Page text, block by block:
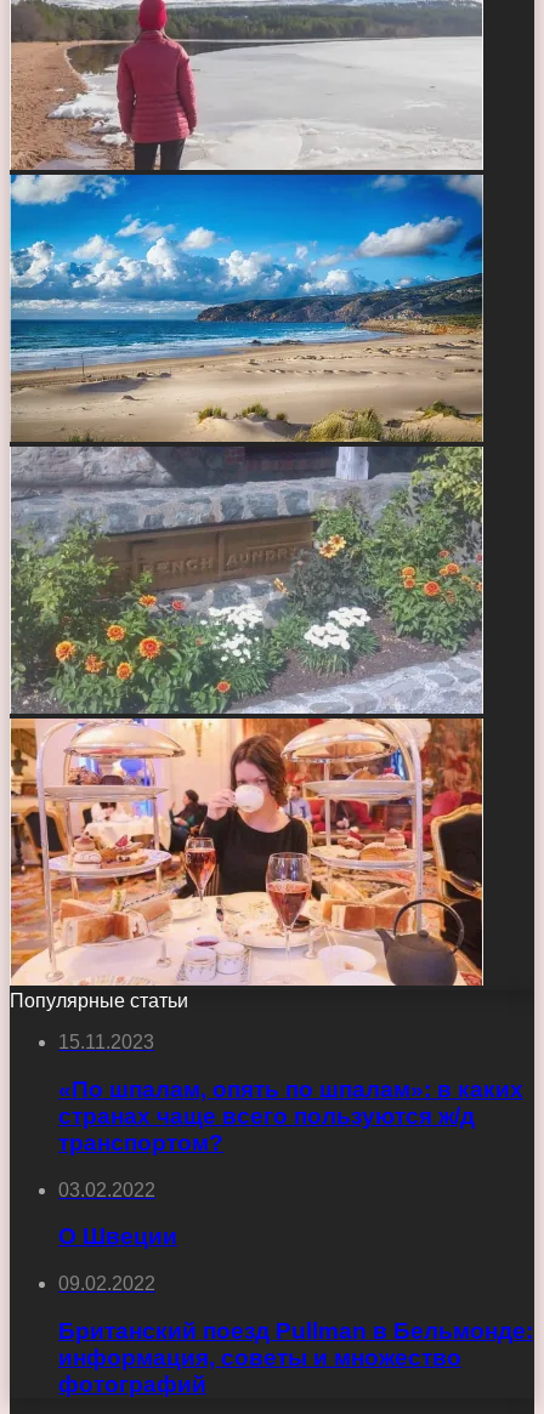
Популярные статьи
15.11.2023
«По шпалам, опять по шпалам»: в каких
странах чаще всего пользуются ж/д
транспортом?
03.02.2022
О Швеции
09.02.2022
Британский поезд Pullman в Бельмонде:
информация, советы и множество
фотографий